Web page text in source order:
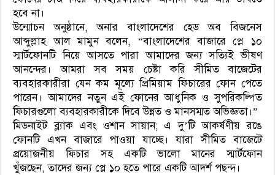
হবে না।
উন্মোচন অনুষ্ঠানে, অনার বাংলাদেশের হেড অব বিজনেস
আব্দুল্লাহ আল মামুন বলেন, “বাংলাদেশের বাজারে প্লে ১০
স্মার্টফোনটি নিয়ে আসতে পারা আমাদের জন্য সত্যিই ভীষণ
আনন্দের। আমরা সব সময় চেষ্টা করি সীমিত বাজেটের
ব্যবহারকারীরা যেন কম মূল্যে প্রিমিয়াম ফিচারের ফোন পেতে
পারেন। আমাদের নতুন এই ফোনের আধুনিক ও সুপরিকল্পিত
ফিচারগুলো ব্যবহারকারীকে দিবে উন্নত ও মানসম্মত অভিজ্ঞতা।”
মিডনাইট ব্ল্যাক এবং ওশান সায়ান; এ দু’টি আকর্ষণীয় রঙে
ফোনটি এখন বাজারে পাওয়া যাচ্ছে। যারা সীমিত বাজেটে
প্রয়োজনীয় ফিচার সহ একটি ভালো মানের স্মার্টফোন
খুঁজছেন, তাদের জন্য প্লে ১০ হতে পারে একটি আদর্শ পছন্দ।